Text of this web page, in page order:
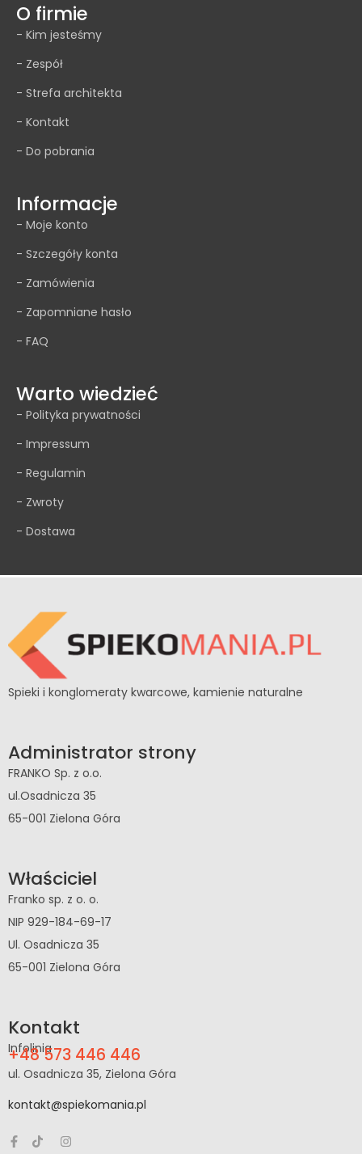
O firmie
- Kim jesteśmy
- Zespół
- Strefa architekta
- Kontakt
- Do pobrania
Informacje
- Moje konto
- Szczegóły konta
- Zamówienia
- Zapomniane hasło
- FAQ
Warto wiedzieć
- Polityka prywatności
- Impressum
- Regulamin
- Zwroty
- Dostawa
Spieki i konglomeraty kwarcowe, kamienie naturalne
Administrator strony
FRANKO Sp. z o.o.
ul.Osadnicza 35
65-001 Zielona Góra
Właściciel
Franko sp. z o. o.
NIP 929-184-69-17
Ul. Osadnicza 35
65-001 Zielona Góra
Kontakt
Infolinia
+48 573 446 446
ul. Osadnicza 35, Zielona Góra
kontakt@spiekomania.pl